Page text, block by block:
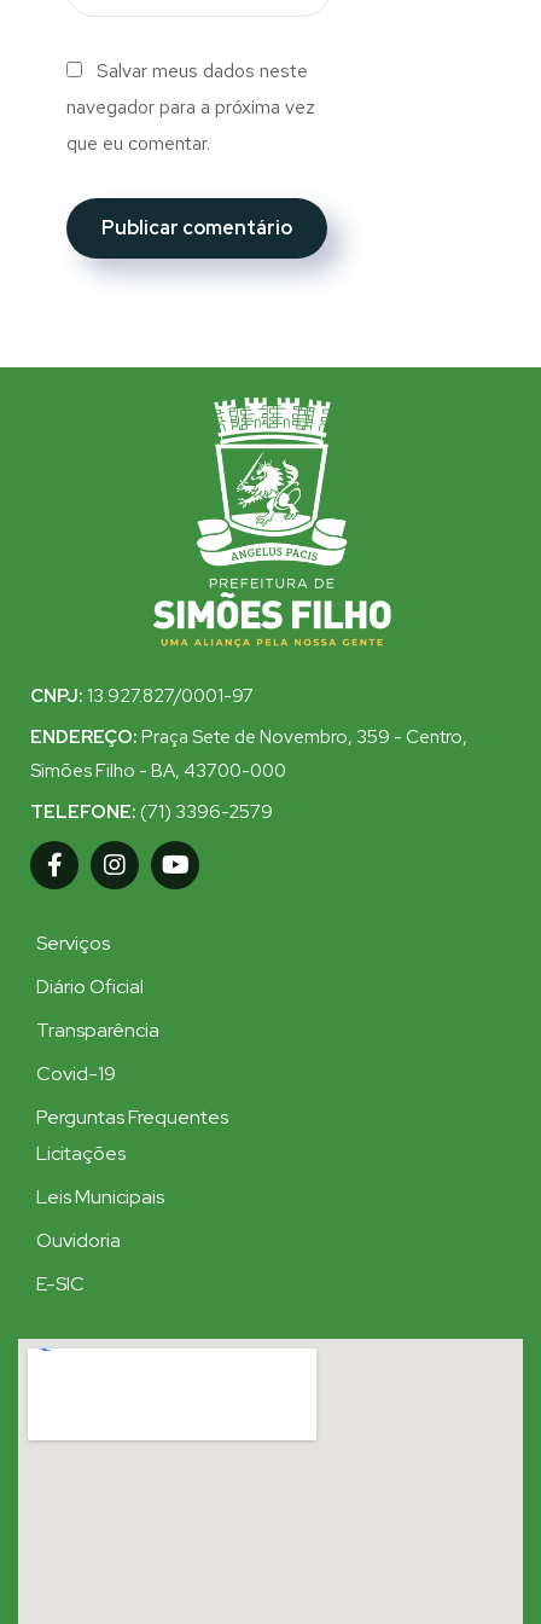
Salvar meus dados neste
navegador para a próxima vez
que eu comentar.
CNPJ: 13.927.827/0001-97
ENDEREÇO: Praça Sete de Novembro, 359 - Centro,
Simões Filho - BA, 43700-000
TELEFONE: (71) 3396-2579
Serviços
Diário Oficial
Transparência
Covid-19
Perguntas Frequentes
Licitações
Leis Municipais
Ouvidoria
E-SIC